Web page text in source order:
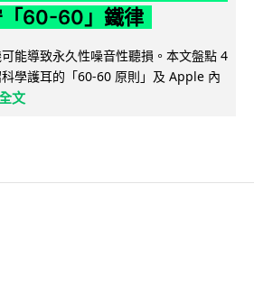
「60-60」鐵律
能導致永久性噪音性聽損。本文盤點 4
學護耳的「60-60 原則」及 Apple 內
文